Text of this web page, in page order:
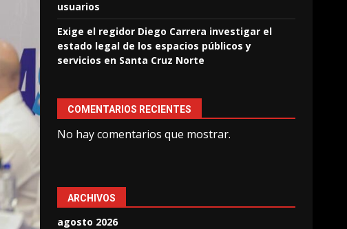
usuarios
Exige el regidor Diego Carrera investigar el
estado legal de los espacios públicos y
servicios en Santa Cruz Norte
COMENTARIOS RECIENTES
No hay comentarios que mostrar.
ARCHIVOS
agosto 2026